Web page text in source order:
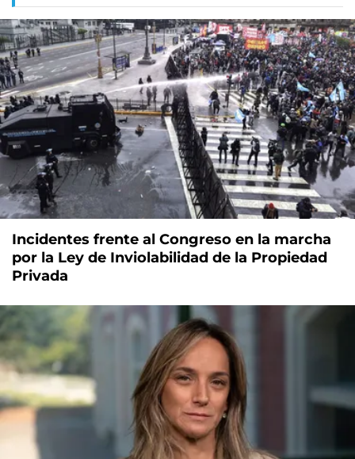
Incidentes frente al Congreso en la marcha
por la Ley de Inviolabilidad de la Propiedad
Privada